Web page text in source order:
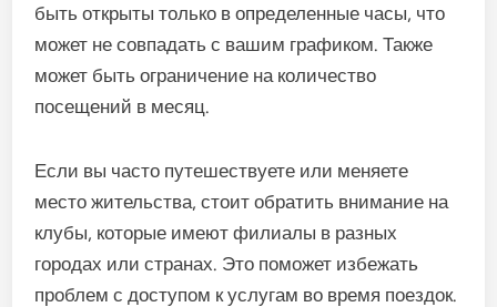
быть открыты только в определенные часы, что
может не совпадать с вашим графиком. Также
может быть ограничение на количество
посещений в месяц.
Если вы часто путешествуете или меняете
место жительства, стоит обратить внимание на
клубы, которые имеют филиалы в разных
городах или странах. Это поможет избежать
проблем с доступом к услугам во время поездок.